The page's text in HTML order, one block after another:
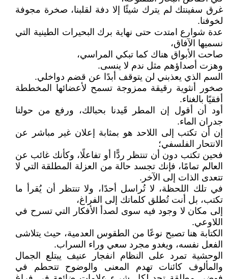
غرق سفينتك لم يترك شيئًا إلا دفة لقلبنا، صخرة مجوفة
لخوفنا.
عدة شوارع امتدت حتى نهاية برك البحيرات الطينية التي
نسميها الآفاق،
صاحت الأبواق هناك كما تبكي المراسي،
وهزت أصداؤهم مثل ندم لا ينسى.
السم الذي يعذبني لن يتوقف أبدًا عن قضم دواخلي.
صخور أنثوية رقيقة ممزوجة تسمح لأعضائها المخططة
أفقيًا بالغناء.
أود أن أقول إن المطر قَيدنا بحبالك، ورفع من حولنا
جدران الماء.
إن أن تكتب إلى اللاحد هو بمثابة إعلان غير مباشر عن
الانتحار الفلسفي؛
فحين تكتب دون أن تنتظر ردًّا أو تفاعلًا، وكأنك غائب عن
العالم تمامًا، فإنك تجسد حالة من العزلة المطلقة التي لا
تتعدى الذات إلى الآخر.
في تلك اللحظة، لا تُراسل أحدًا، ولا تنتظر أن يُقرأ ما
تكتب، بل أنت تُطلق كلماتك إلى الفراغ،
إلى مكان لا وجود فيه سوى لصدأ الأفكار التي تسرح في
اللاوعي.
الكتابة هنا تصبح نوعًا من الطقوس العدمية، حيث يتلاشى
الفعل نفسه، ويغدو مجرد سعي وراء السراب.
الوحشية تمرد على النظام انفجار عنيف يبتلع الجمال
والمألوف كائنات تهدم المعنى والوضوح تتحطم في